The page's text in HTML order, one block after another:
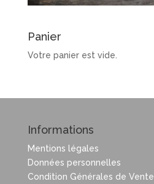
Panier
Votre panier est vide.
Informations
Mentions légales
Données personnelles
Condition Générales de Vente